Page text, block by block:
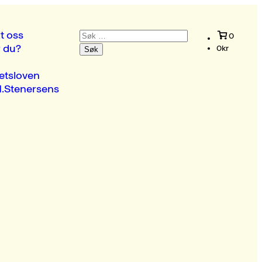
oss
du?
Søk
etter:
0
0kr